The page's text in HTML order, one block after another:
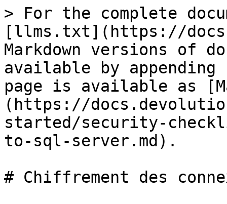
> For the complete
[llms.txt](https://
Markdown versions of
available by
page is available as
(https://
started/security-
to-sql-server.md).
# Chiffrement des